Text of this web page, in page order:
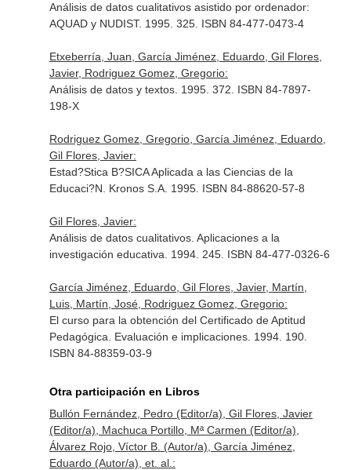
Análisis de datos cualitativos asistido por ordenador:
AQUAD y NUDIST. 1995. 325. ISBN 84-477-0473-4
Etxeberría, Juan, García Jiménez, Eduardo, Gil Flores,
Javier, Rodriguez Gomez, Gregorio:
Análisis de datos y textos. 1995. 372. ISBN 84-7897-
198-X
Rodriguez Gomez, Gregorio, García Jiménez, Eduardo,
Gil Flores, Javier:
Estad?Stica B?SICA Aplicada a las Ciencias de la
Educaci?N. Kronos S.A. 1995. ISBN 84-88620-57-8
Gil Flores, Javier:
Análisis de datos cualitativos. Aplicaciones a la
investigación educativa. 1994. 245. ISBN 84-477-0326-6
García Jiménez, Eduardo, Gil Flores, Javier, Martín,
Luis, Martín, José, Rodriguez Gomez, Gregorio:
El curso para la obtención del Certificado de Aptitud
Pedagógica. Evaluación e implicaciones. 1994. 190.
ISBN 84-88359-03-9
Otra participación en Libros
Bullón Fernández, Pedro (Editor/a), Gil Flores, Javier
(Editor/a), Machuca Portillo, Mª Carmen (Editor/a),
Álvarez Rojo, Víctor B. (Autor/a), García Jiménez,
Eduardo (Autor/a), et. al.: